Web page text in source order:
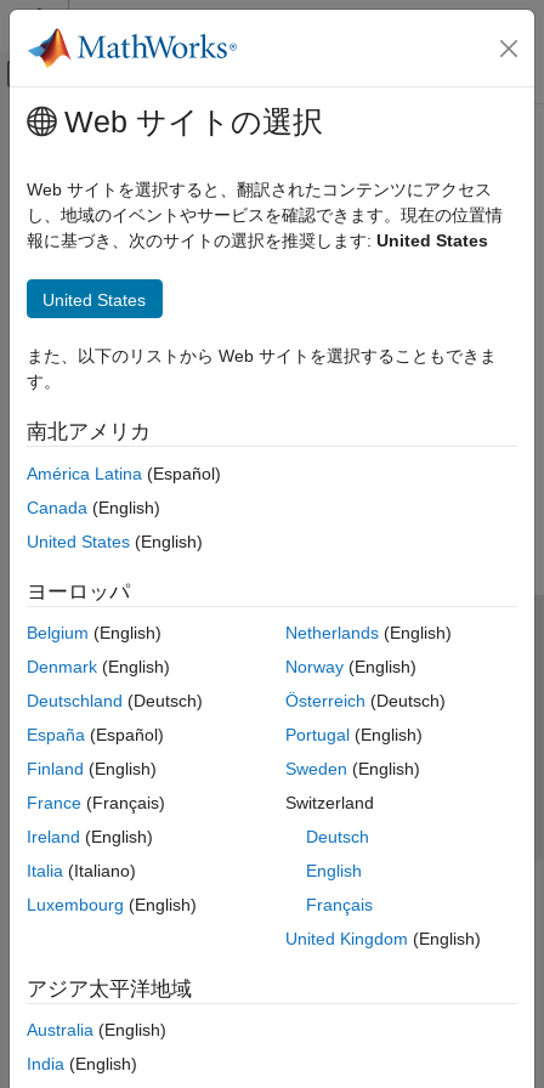
コンテンツへスキップ
オフキャンバス ナビゲーション メ
ドキュメンテーションのホーム
メインコンテンツ
Web サイトの選択
Web サイトを選択すると、翻訳されたコンテンツにアクセス
し、地域のイベントやサービスを確認できます。現在の位置情
報に基づき、次のサイトの選択を推奨します: United States
United States
また、以下のリストから Web サイトを選択することもできま
す。
南北アメリカ
América Latina (Español)
Canada (English)
United States (English)
ヨーロッパ
Belgium (English)
Denmark (English)
Deutschland (Deutsch)
España (Español)
Finland (English)
France (Français)
Ireland (English)
Italia (Italiano)
Luxembourg (English)
Netherlands(English)
Norway(English)
Österreich (Deutsch)
Portugal(English)
Sweden (English)
Switzerland
Deutsch
English
Français
United Kingdom (English)
アジア太平洋地域
Australia (English)
India (English)
トラストセンター
プライバシー ポリシー
違法コピー防止
アプリケーション ステータス
© 1994-2026 The MathWorks, Inc.